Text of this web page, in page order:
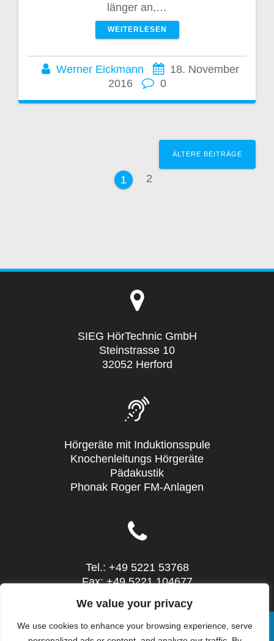
We value your privacy
We use cookies to enhance your browsing experience, serve
länger an,…
WEITERLESEN
Werner Eickmann
18. November
2016
0
Beitragsnavigation
Seite
1 Seite
2
ÄLTERE BEITRÄGE
SIEG HörTechnic GmbH
Steinstrasse 10
32052 Herford
Hörgeräte mit Induktionsspule
Knochenleitungs Hörgeräte
Pädakustik
Phonak Roger FM-Anlagen
Tel.: +49 5221 53768
Fax: +49 5221 104677